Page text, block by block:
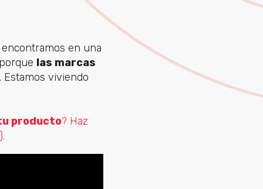
en una
las marcas
. Estamos viviendo
producto? Haz